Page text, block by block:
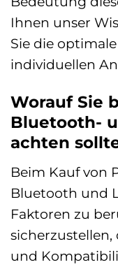
Ihnen unser
Sie die
individuellen
Worauf Sie
Bluetooth-
achten
Beim Kauf von
Bluetooth und
Faktoren zu
sicherzustellen,
und